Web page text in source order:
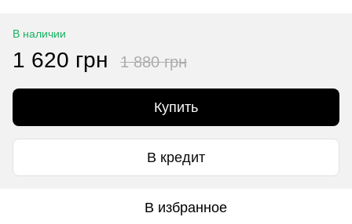
В наличии
1 620 грн 1 880 грн
Купить
В кредит
В избранное